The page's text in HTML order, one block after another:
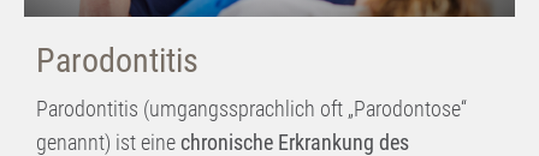
Parodontitis
Parodontitis (umgangssprachlich oft „Parodontose“
genannt) ist einechronische Erkrankung des